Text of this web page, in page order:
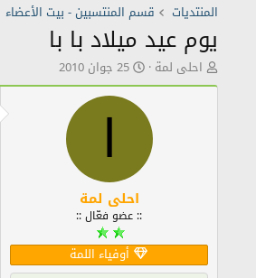
المنتديات
قسم المنتسبين - بيت الأعضاء
يوم عيد ميلاد با با
ك
ا
احلى لمة ت
ا
ر
ن
ش
ر
25 جوان 2010
احلى لمة
:: عضو فعّال ::
أوفياء اللمة